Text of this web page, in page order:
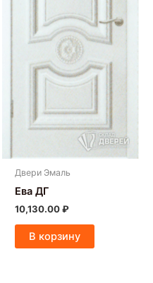
Двери Эмаль
Ева ДГ
10,130.00₽
В корзину